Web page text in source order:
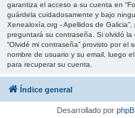
garantiza el acceso a su cuenta en
guárdela cuidadosamente y bajo
Xenealoxía.org - Apellidos de
preguntará su contraseña. Si olvidó
“Olvidé mi contraseña” provisto por el
nombre de usuario y su email, luego
para recuperar su cuenta.
Índice general
Desarrollado por